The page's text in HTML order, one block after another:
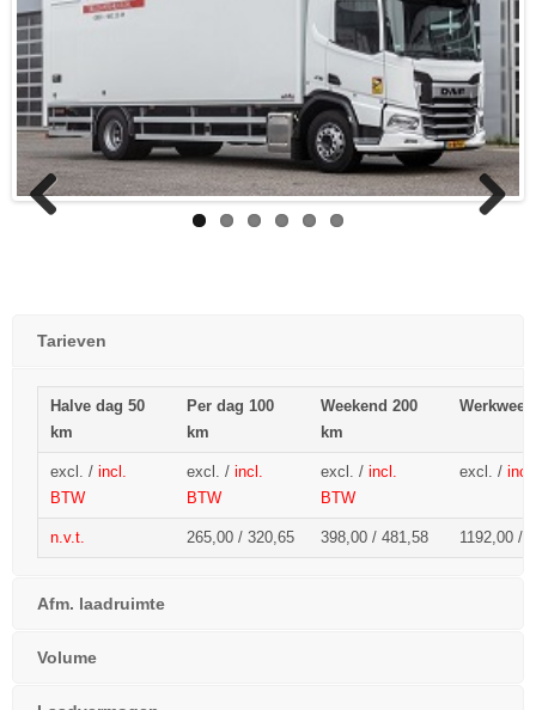
Tarieven
Halve dag 50
km
Per dag 100
km
Weekend 200
km
excl. / incl.
BTW
excl. / incl.
BTW
excl. / incl.
BTW
excl. /
n.v.t. 265,00 / 320,65 398,00 / 481,58 1192,00 /
Afm. laadruimte
Volume